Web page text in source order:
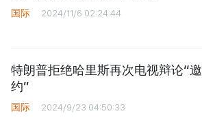
国际 2024/11/6 02:24:44
特朗普拒绝哈里斯再次电视辩论“邀
约”
国际 2024/9/23 04:50:33